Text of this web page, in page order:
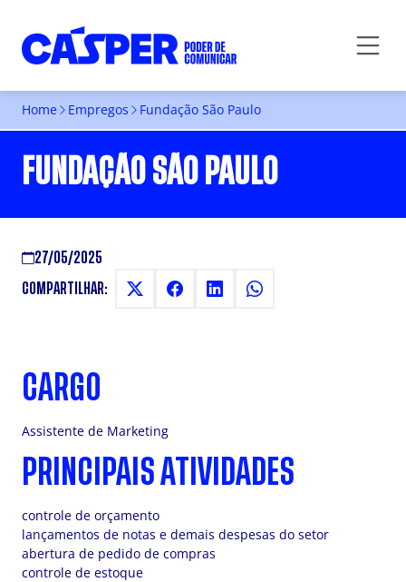
Home Empregos Fundação São Paulo
FUNDAÇÃO SÃO PAULO
27/05/2025
COMPARTILHAR:
CARGO
Assistente de Marketing
PRINCIPAIS ATIVIDADES
controle de orçamento
lançamentos de notas e demais despesas do setor
abertura de pedido de compras
controle de estoque